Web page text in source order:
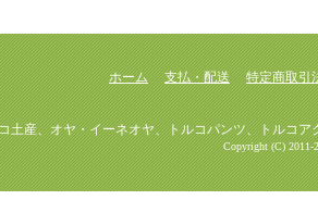
ホーム 支払・配送 特定商取引
オヤ・イーネオヤ、トルコパンツ、トルコアク
Copyright (C) 2011-